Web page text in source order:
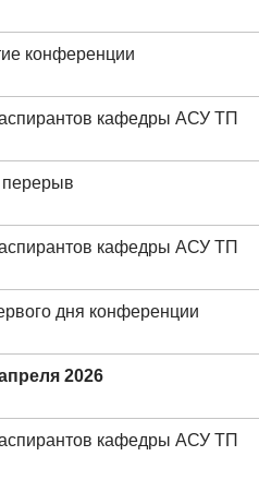
конференции
кафедры АСУ ТП
перерыв
кафедры АСУ ТП
дня конференции
2026
кафедры АСУ ТП